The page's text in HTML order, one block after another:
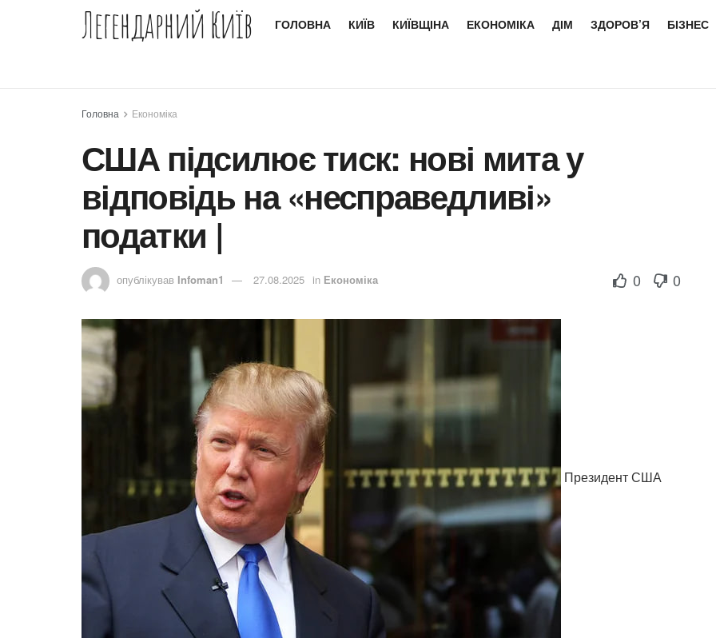
Легендарний Київ ГОЛОВНА КИЇВ КИЇВЩІНА ЕКОНОМІКА ДІМ ЗДОРОВ’Я БІЗНЕС
Головна Економіка
США підсилює тиск: нові мита у
відповідь на «несправедливі»
податки |
опублікував Infoman1 27.08.2025 in Економіка 0 0
Президент США